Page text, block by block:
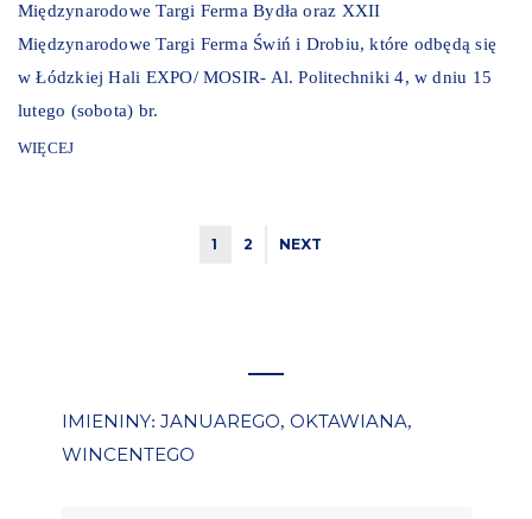
Międzynarodowe Targi Ferma Bydła oraz XXII
Międzynarodowe Targi Ferma Świń i Drobiu, które odbędą się
w Łódzkiej Hali EXPO/ MOSIR- Al. Politechniki 4, w dniu 15
lutego (sobota) br.
WIĘCEJ
1 2 NEXT
IMIENINY: JANUAREGO, OKTAWIANA,
WINCENTEGO